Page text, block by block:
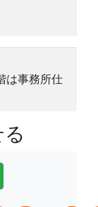
は事務所仕